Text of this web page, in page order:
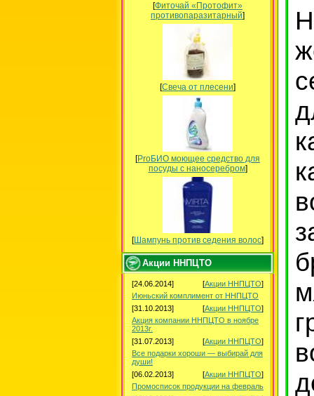
[Фиточай «Протофит»
противопаразитарный]
[Свеча от плесени]
[ProБИО моющее средство для
посуды c наносеребром]
[Шампунь против седения волос]
Акции ННПЦТО
[24.06.2014] [Акции ННПЦТО]
Июньский комплимент от ННПЦТО
[31.10.2013]
[Акции ННПЦТО]
Акция компании ННПЦТО в ноябре
2013г.
[31.07.2013]
[Акции ННПЦТО]
Все подарки хороши — выбирай для
души!
[06.02.2013]
[Акции ННПЦТО]
Промосписок продукции на февраль